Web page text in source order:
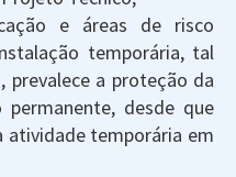
e áreas de risco
temporária, tal
prevalece a proteção da
desde que
atividade temporária em